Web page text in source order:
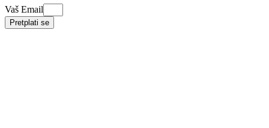
Vaš Email
Pretplati se